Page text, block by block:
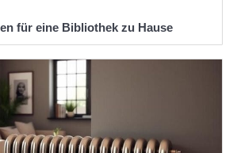
für eine Bibliothek zu Hause